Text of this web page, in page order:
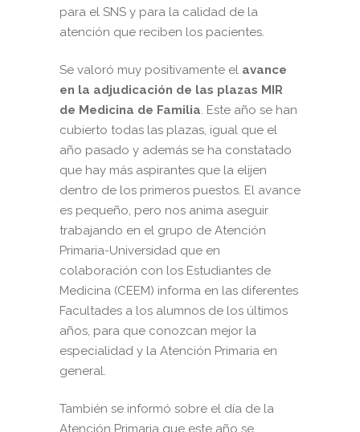
para el SNS y para la calidad de la
atención que reciben los pacientes.
Se valoró muy positivamente el avance
en la adjudicación de las plazas MIR
de Medicina de Familia. Este año se han
cubierto todas las plazas, igual que el
año pasado y además se ha constatado
que hay más aspirantes que la elijen
dentro de los primeros puestos. El avance
es pequeño, pero nos anima aseguir
trabajando en el grupo de Atención
Primaria-Universidad que en
colaboración con los Estudiantes de
Medicina (CEEM) informa en las diferentes
Facultades a los alumnos de los últimos
años, para que conozcan mejor la
especialidad y la Atención Primaria en
general.
También se informó sobre el día de la
Atención Primaria que este año se